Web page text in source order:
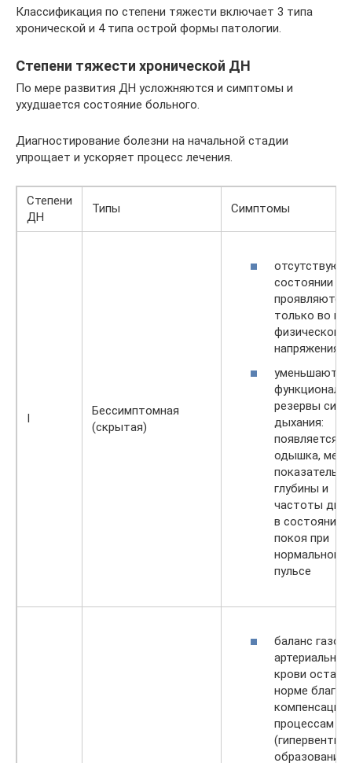
Классификация по степени тяжести включает 3 типа
хронической и 4 типа острой формы патологии.
Степени тяжести хронической ДН
По мере развития ДН усложняются и симптомы и
ухудшается состояние больного.
Диагностирование болезни на начальной стадии
упрощает и ускоряет процесс лечения.
Степени
ДН
Типы Симптомы
I
Бессимптомная
(скрытая)
отсутствуют
состоянии
проявляются
только во
физического
напряжения;
уменьшаются
резервы
дыхания:
появляется
одышка,
показатель
глубины и
частоты
в состоянии
покоя при
нормальном
пульсе
баланс газов
артериальной
крови
норме
процессам
образованию